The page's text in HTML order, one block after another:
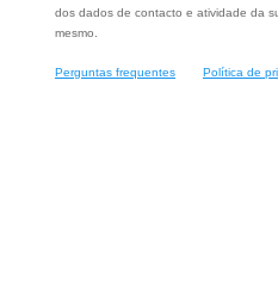
dos dados de contacto e atividade da
mesmo.
Perguntas frequentes Política de